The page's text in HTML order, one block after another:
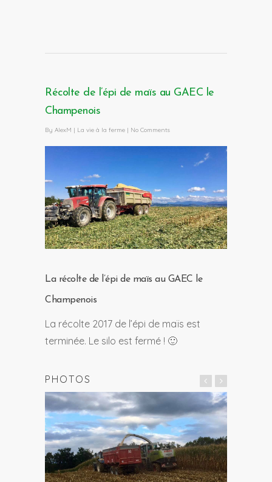
Récolte de l’épi de maïs au GAEC le
Champenois
By AlexM | La vie à la ferme | No Comments
La récolte de l’épi de maïs au GAEC le
Champenois
La récolte 2017 de l’épi de maïs est
terminée. Le silo est fermé ! 🙂
PHOTOS